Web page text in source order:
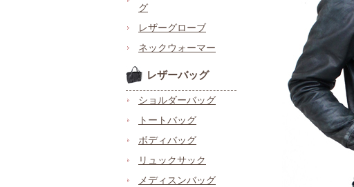
グ
レザーグローブ
ネックウォーマー
レザーバッグ
ショルダーバッグ
トートバッグ
ボディバッグ
リュックサック
メディスンバッグ